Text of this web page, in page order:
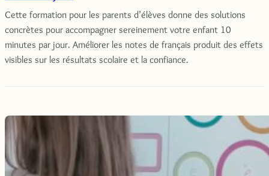
Cette formation pour les parents d’élèves donne des solutions
concrètes pour accompagner sereinement votre enfant 10
minutes par jour. Améliorer les notes de français produit des effets
visibles sur les résultats scolaire et la confiance.